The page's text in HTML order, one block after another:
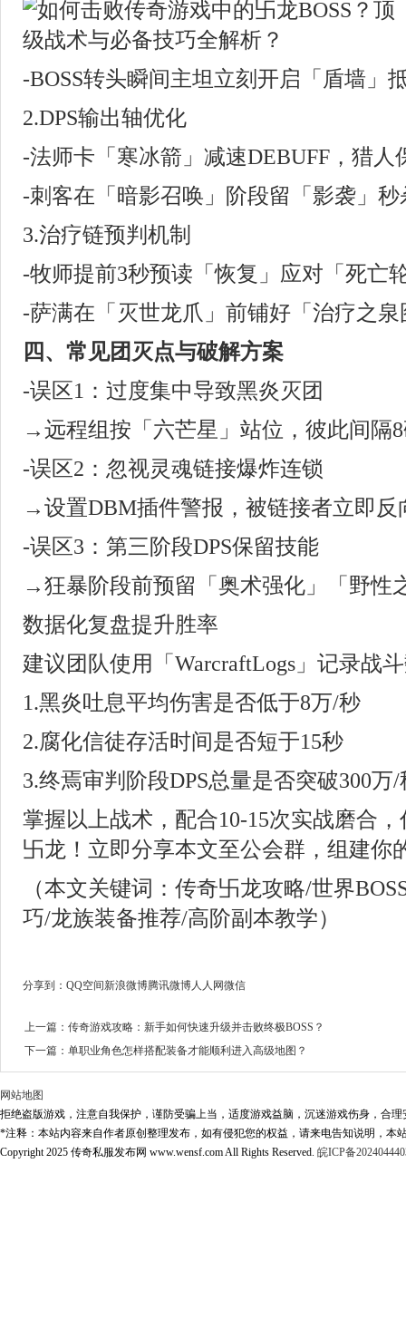
-BOSS转头瞬间主坦立刻开启「盾墙」
2.DPS输出轴优化
-法师卡「寒冰箭」减速DEBUFF，猎人
-刺客在「暗影召唤」阶段留「影袭」
3.治疗链预判机制
-牧师提前3秒预读「恢复」应对「死亡
-萨满在「灭世龙爪」前铺好「治疗之泉
四、常见团灭点与破解方案
-误区1：过度集中导致黑炎灭团
→远程组按「六芒星」站位，彼此间隔
-误区2：忽视灵魂链接爆炸连锁
→设置DBM插件警报，被链接者立即反
-误区3：第三阶段DPS保留技能
→狂暴阶段前预留「奥术强化」「野性
数据化复盘提升胜率
建议团队使用「WarcraftLogs」记录战
1.黑炎吐息平均伤害是否低于8万/秒
2.腐化信徒存活时间是否短于15秒
3.终焉审判阶段DPS总量是否突破300万/
掌握以上战术，配合10-15次实战磨合
卐龙！立即分享本文至公会群，组建你
（本文关键词：传奇卐龙攻略/世界
巧/龙族装备推荐/高阶副本教学）
分享到： QQ空间新浪微博腾讯微博人人网微信
上一篇：传奇游戏攻略：新手如何快速升级并击败终极BOSS？
下一篇：单职业角色怎样搭配装备才能顺利进入高级地图？
网站地图
拒绝盗版游戏，注意自我保护，谨防受骗上当，适度游戏益脑，沉迷游戏伤身，合
*注释：本站内容来自作者原创整理发布，如有侵犯您的权益，请来电告知说明，本
Copyright 2025 传奇私服发布网 www.wensf.com All Rights Reserved. 皖ICP备